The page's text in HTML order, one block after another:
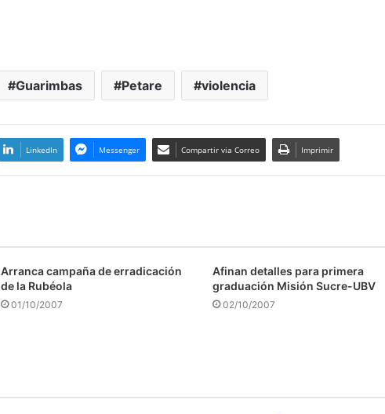
Guarimbas Petare violencia
LinkedIn Messenger Compartir via Correo Imprimir
Arranca campaña de erradicación
de la Rubéola
01/10/2007
Afinan detalles para primera
graduación Misión Sucre-UBV
02/10/2007